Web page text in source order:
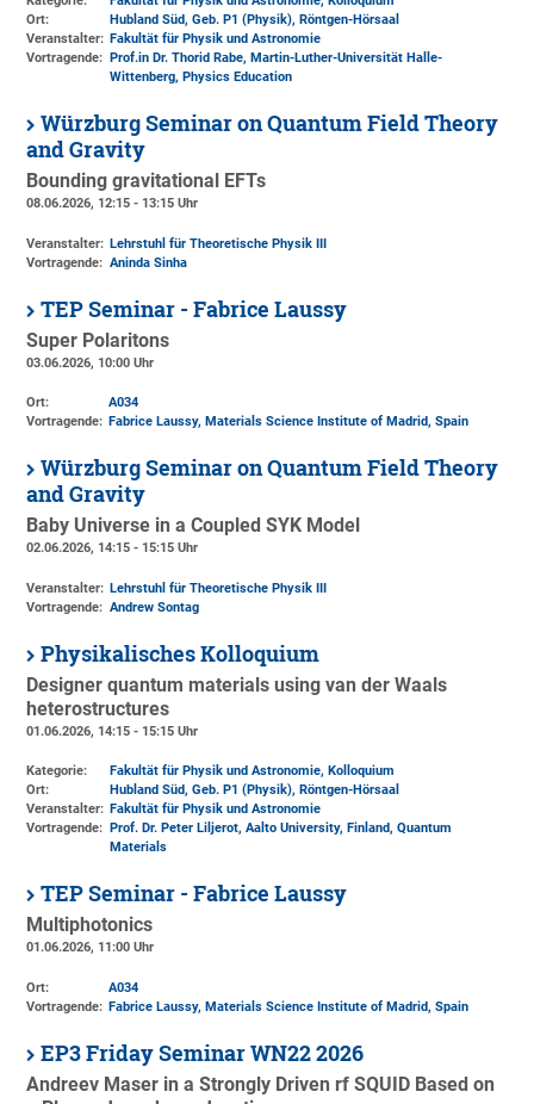
Ort:
Hubland Süd, Geb. P1 (Physik), Röntgen-Hörsaal
Veranstalter: Fakultät für Physik und Astronomie
Vortragende:
Prof.in Dr. Thorid Rabe, Martin-Luther-Universität Halle-
Wittenberg, Physics Education
Würzburg Seminar on Quantum Field Theory
and Gravity
Bounding gravitational EFTs
08.06.2026, 12:15 - 13:15 Uhr
Veranstalter: Lehrstuhl für Theoretische Physik III
Vortragende: Aninda Sinha
TEP Seminar - Fabrice Laussy
Super Polaritons
03.06.2026, 10:00 Uhr
Ort:
A034
Vortragende: Fabrice Laussy, Materials Science Institute of Madrid, Spain
Würzburg Seminar on Quantum Field Theory
and Gravity
Baby Universe in a Coupled SYK Model
02.06.2026, 14:15 - 15:15 Uhr
Veranstalter: Lehrstuhl für Theoretische Physik III
Vortragende: Andrew Sontag
Physikalisches Kolloquium
Designer quantum materials using van der Waals
heterostructures
01.06.2026, 14:15 - 15:15 Uhr
Kategorie:
Fakultät für Physik und Astronomie, Kolloquium
Ort:
Hubland Süd, Geb. P1 (Physik), Röntgen-Hörsaal
Veranstalter: Fakultät für Physik und Astronomie
Vortragende:
Prof. Dr. Peter Liljerot, Aalto University, Finland, Quantum
Materials
TEP Seminar - Fabrice Laussy
Multiphotonics
01.06.2026, 11:00 Uhr
Ort:
A034
Vortragende: Fabrice Laussy, Materials Science Institute of Madrid, Spain
EP3 Friday Seminar WN22 2026
Andreev Maser in a Strongly Driven rf SQUID Based on